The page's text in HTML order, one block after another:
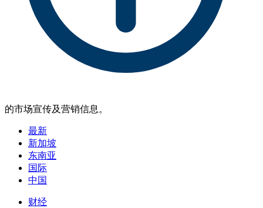
的市场宣传及营销信息。
最新
新加坡
东南亚
国际
中国
财经